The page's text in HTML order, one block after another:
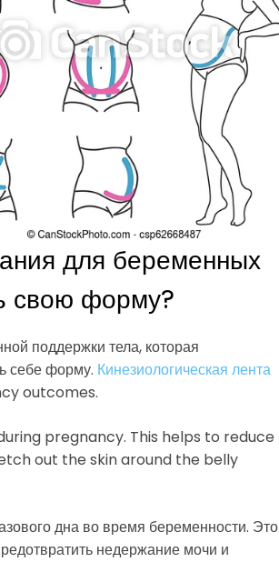
для беременных
свою форму?
поддержки тела, которая
себе форму. Кинезиологическая лента
outcomes.
pregnancy. This helps to reduce
out the skin around the belly
дна во время беременности. Это
недержание мочи и